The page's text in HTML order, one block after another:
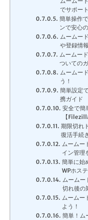
でサポート
簡単操作
ンで安心
ムームー
や登録情
ムームー
ついての
ムームー
う！
簡単設定
携ガイド
安全で簡
【
期限切れ
復活手続
ムームー
イン管理
簡単に始
WPホス
ムームー
切れ後の
ムームー
よう！
簡単！ム